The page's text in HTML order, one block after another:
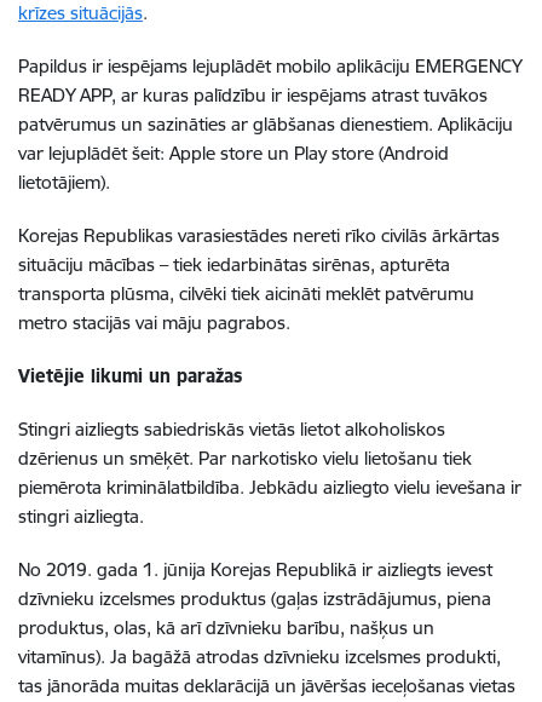
krīzes situācijās.
Papildus ir iespējams lejuplādēt mobilo aplikāciju EMERGENCY
READY APP, ar kuras palīdzību ir iespējams atrast tuvākos
patvērumus un sazināties ar glābšanas dienestiem. Aplikāciju
var lejuplādēt šeit: Apple store un Play store (Android
lietotājiem).
Korejas Republikas varasiestādes nereti rīko civilās ārkārtas
situāciju mācības – tiek iedarbinātas sirēnas, apturēta
transporta plūsma, cilvēki tiek aicināti meklēt patvērumu
metro stacijās vai māju pagrabos.
Vietējie likumi un paražas
Stingri aizliegts sabiedriskās vietās lietot alkoholiskos
dzērienus un smēķēt. Par narkotisko vielu lietošanu tiek
piemērota kriminālatbildība. Jebkādu aizliegto vielu ievešana ir
stingri aizliegta.
No 2019. gada 1. jūnija Korejas Republikā ir aizliegts ievest
dzīvnieku izcelsmes produktus (gaļas izstrādājumus, piena
produktus, olas, kā arī dzīvnieku barību, našķus un
vitamīnus). Ja bagāžā atrodas dzīvnieku izcelsmes produkti,
tas jānorāda muitas deklarācijā un jāvēršas ieceļošanas vietas